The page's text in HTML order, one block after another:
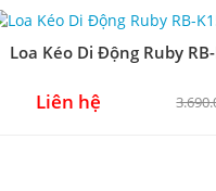
Loa Kéo Di Động Ruby
Liên hệ